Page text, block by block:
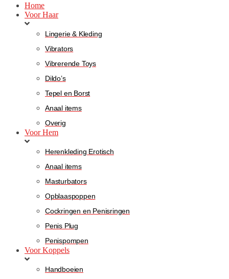
Home
Voor Haar
Lingerie & Kleding
Vibrators
Vibrerende Toys
Dildo’s
Tepel en Borst
Anaal items
Overig
Voor Hem
Herenkleding Erotisch
Anaal items
Masturbators
Opblaaspoppen
Cockringen en Penisringen
Penis Plug
Penispompen
Voor Koppels
Handboeien